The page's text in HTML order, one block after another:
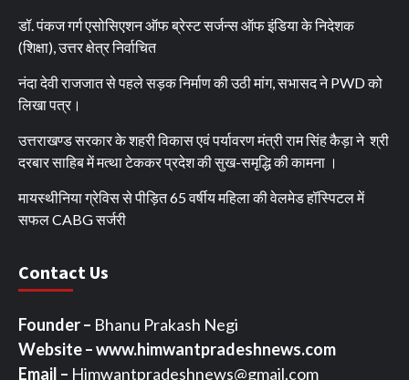
डॉ. पंकज गर्ग एसोसिएशन ऑफ ब्रेस्ट सर्जन्स ऑफ इंडिया के निदेशक
(शिक्षा), उत्तर क्षेत्र निर्वाचित
नंदा देवी राजजात से पहले सड़क निर्माण की उठी मांग, सभासद ने PWD को
लिखा पत्र।
उत्तराखण्ड सरकार के शहरी विकास एवं पर्यावरण मंत्री राम सिंह कैड़ा ने श्री
दरबार साहिब में मत्था टेककर प्रदेश की सुख-समृद्धि की कामना ।
मायस्थीनिया ग्रेविस से पीड़ित 65 वर्षीय महिला की वेलमेड हॉस्पिटल में
सफल CABG सर्जरी
Contact Us
Founder – Bhanu Prakash Negi
Website – www.himwantpradeshnews.com
Email – Himwantpradeshnews@gmail.com